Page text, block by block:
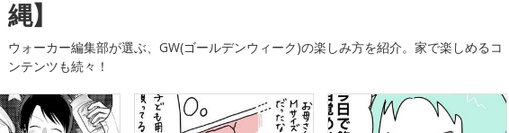
縄】
ウォーカー編集部が選ぶ、GW(ゴールデンウィーク)の楽しみ方を紹介。家で楽しめるコ
ンテンツも続々！